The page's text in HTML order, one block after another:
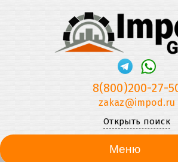
8(800)200-27-
zakaz@impod.ru
Открыть поиск
Меню